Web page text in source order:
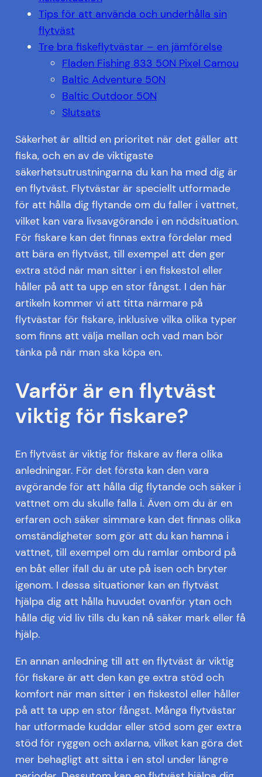
Tips för att använda och underhålla sin
flytväst
Tre bra fiskeflytvästar – en jämförelse
Fladen Fishing 833 50N Pixel Camou
Baltic Adventure 50N
Baltic Outdoor 50N
Slutsats
Säkerhet är alltid en prioritet när det gäller att
fiska, och en av de viktigaste
säkerhetsutrustningarna du kan ha med dig är
en flytväst. Flytvästar är speciellt utformade
för att hålla dig flytande om du faller i vattnet,
vilket kan vara livsavgörande i en nödsituation.
För fiskare kan det finnas extra fördelar med
att bära en flytväst, till exempel att den ger
extra stöd när man sitter i en fiskestol eller
håller på att ta upp en stor fångst. I den här
artikeln kommer vi att titta närmare på
flytvästar för fiskare, inklusive vilka olika typer
som finns att välja mellan och vad man bör
tänka på när man ska köpa en.
Varför är en flytväst
viktig för fiskare?
En flytväst är viktig för fiskare av flera olika
anledningar. För det första kan den vara
avgörande för att hålla dig flytande och säker i
vattnet om du skulle falla i. Även om du är en
erfaren och säker simmare kan det finnas olika
omständigheter som gör att du kan hamna i
vattnet, till exempel om du ramlar ombord på
en båt eller ifall du är ute på isen och bryter
igenom. I dessa situationer kan en flytväst
hjälpa dig att hålla huvudet ovanför ytan och
hålla dig vid liv tills du kan nå säker mark eller få
hjälp.
En annan anledning till att en flytväst är viktig
för fiskare är att den kan ge extra stöd och
komfort när man sitter i en fiskestol eller håller
på att ta upp en stor fångst. Många flytvästar
har utformade kuddar eller stöd som ger extra
stöd för ryggen och axlarna, vilket kan göra det
mer behagligt att sitta i en stol under längre